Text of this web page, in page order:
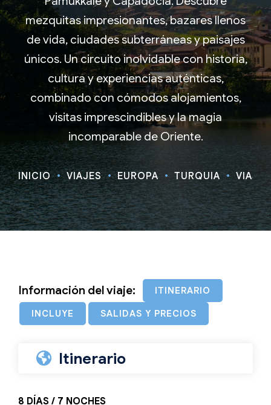
mezquitas impresionantes, bazares llenos
de vida, ciudades subterráneas y paisajes
únicos. Un circuito inolvidable con historia,
cultura y experiencias auténticas,
combinado con cómodos alojamientos,
visitas imprescindibles y la magia
incomparable de Oriente.
INICIO VIAJES EUROPA TURQUÍA VIAJE
Información del viaje: ITINERARIO
INCLUYE SALIDAS Y PRECIOS
Itinerario
8 DÍAS / 7 NOCHES